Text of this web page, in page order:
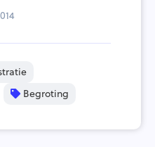
Begroting